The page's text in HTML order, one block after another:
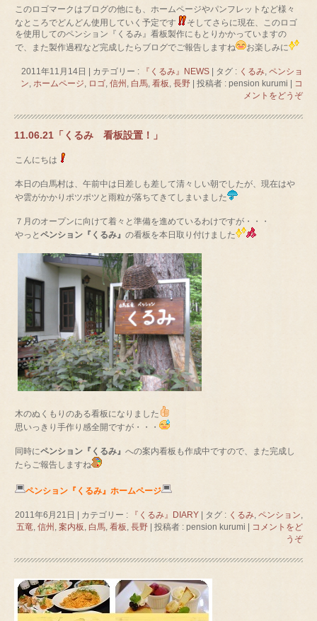
このロゴマークはブログの他にも、ホームページやパンフレットなど様々
なところでどんどん使用していく予定です
そしてさらに現在、このロゴ
を使用してのペンション『くるみ』看板製作にもとりかかっていますの
で、また製作過程など完成したらブログでご報告しますね
お楽しみに
2011年11月14日 | カテゴリー : 『くるみ』NEWS | タグ : くるみ, ペンショ
ン, ホームページ, ロゴ, 信州 , 白馬, 看板, 長野 | 投稿者 : pension kurumi | コ
メントをどうぞ
11.06.21「くるみ 看板設置！」
こんにちは
本日の白馬村は、午前中は日差しも差して清々しい朝でしたが、現在はや
や雲がかかりポツポツと雨粒が落ちてきてしまいました
７月のオープンに向けて着々と準備を進めているわけですが・・・
やっとペンション『くるみ』の看板を本日取り付けました
木のぬくもりのある看板になりました
思いっきり手作り感全開ですが・・・
同時にペンション『くるみ』への案内看板も作成中ですので、また完成し
たらご報告しますね
ペンション『くるみ』ホームページ
2011年6月21日 | カテゴリー : 『くるみ』DIARY | タグ : くるみ, ペンション,
五竜, 信州 , 案内板, 白馬, 看板, 長野 | 投稿者 : pension kurumi | コメントをど
うぞ